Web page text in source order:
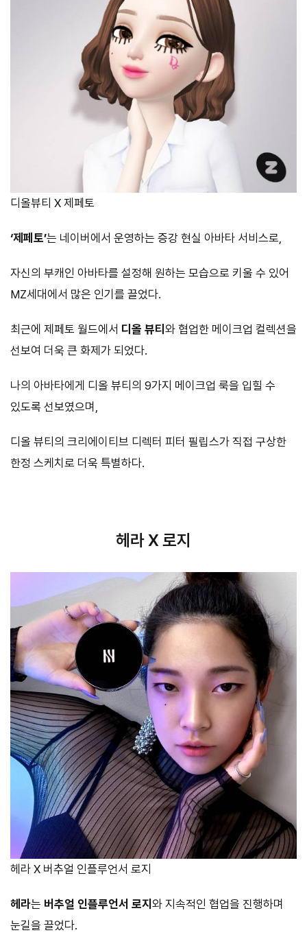
디올뷰티 X 제페토
‘제페토’는 네이버에서 운영하는 증강 현실 아바타 서비스로,
자신의 부캐인 아바타를 설정해 원하는 모습으로 키울 수 있어
MZ세대에서 많은 인기를 끌었다.
최근에 제페토 월드에서 디올 뷰티 와 협업한 메이크업 컬렉션을
선보여 더욱 큰 화제가 되었다.
나의 아바타에게 디올 뷰티의 9가지 메이크업 룩을 입힐 수
있도록 선보였으며,
디올 뷰티의 크리에이티브 디렉터 피터 필립스가 직접 구상한
한정 스케치로 더욱 특별하다.
헤라 X 로지
헤라 X 버추얼 인플루언서 로지
헤라는 버추얼 인플루언서 로지 와 지속적인 협업을 진행하며
눈길을 끌었다.